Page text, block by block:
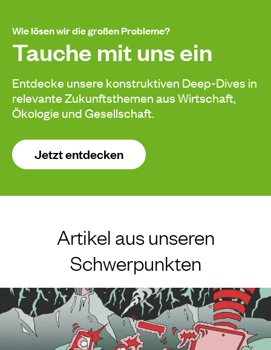
Wie lösen wir die großen Probleme?
Tauche mit uns ein
Entdecke unsere konstruktiven Deep-Dives in
relevante Zukunftsthemen aus Wirtschaft,
Ökologie und Gesellschaft.
Jetzt entdecken
Artikel aus unseren
Schwerpunkten